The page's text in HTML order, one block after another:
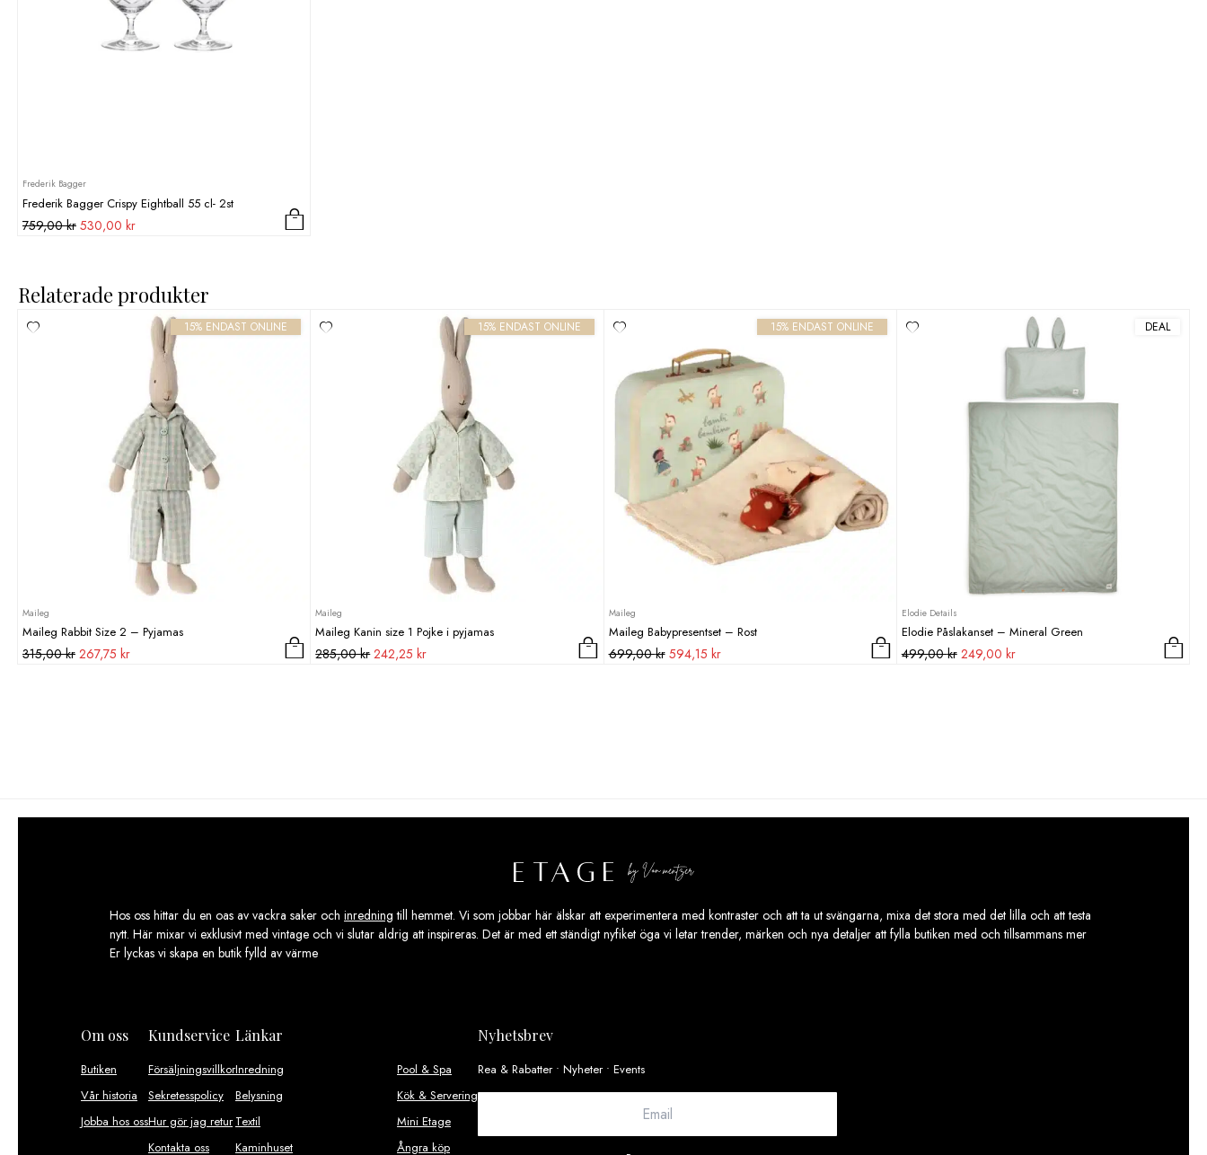
Frederik Bagger
Frederik Bagger Crispy Eightball 55 cl- 2st
759,00kr Det
759,00 kr.
530,00 krDet
530,00 kr.
Relaterade produkter
15% ENDAST ONLINE
Maileg
Maileg Rabbit Size 2 – Pyjamas
315,00kr Det
267,75 krDet
15% ENDAST ONLINE
Maileg
Maileg Kanin size 1 Pojke i pyjamas
285,00krDet
242,25krDet
15% ENDAST ONLINE
Maileg
Maileg Babypresentset – Rost
699,00kr Det
594,15 krDet
DEAL
Elodie Details
Elodie Påslakanset – Mineral Green
499,00kr Det
249,00 krDet
Hos oss hittar du en oas av vackra saker och inredning till hemmet. Vi som jobbar här älskar att experimentera med kontraster och att ta ut svängarna, mixa det stora med det lilla och att testa
nytt. Här mixar vi exklusivt med vintage och vi slutar aldrig att inspireras. Det är med ett ständigt nyfiket öga vi letar trender, märken och nya detaljer att fylla butiken med och tillsammans mer
Er lyckas vi skapa en butik fylld av värme
Om oss
Butiken
Vår historia
Jobba hos oss
Kundservice
Försäljningsvillkor
Sekretesspolicy
Hur gör jag retur
Kontakta oss
Länkar
Inredning
Belysning
Textil
Kaminhuset
Pool & Spa
Kök & Servering
Mini Etage
Ångra köp
Nyhetsbrev
Rea & Rabatter • Nyheter • Events